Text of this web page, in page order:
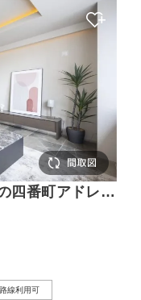
四番町アドレ
線利用可